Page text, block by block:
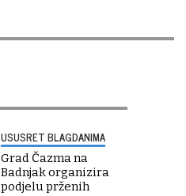
USUSRET BLAGDANIMA
Grad Čazma na
Badnjak organizira
podjelu prženih